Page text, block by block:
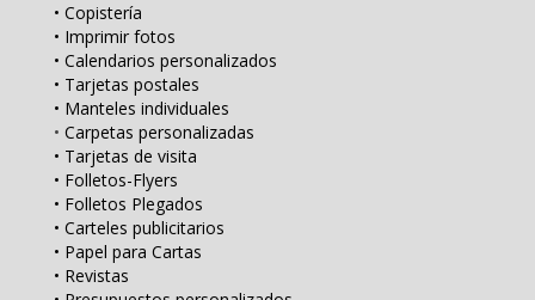
• Copistería
• Imprimir fotos
• Calendarios personalizados
• Tarjetas postales
• Manteles individuales
• Carpetas personalizadas
• Tarjetas de visita
• Folletos-Flyers
• Folletos Plegados
• Carteles publicitarios
• Papel para Cartas
• Revistas